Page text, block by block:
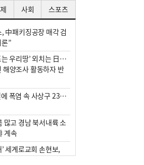
사회 스포츠
中패키징공장 매각 검
”
우리땅’ 외치는 日…
양조사 활동하자 반
폭염 속 사상구 2300
많고 경남 북서내륙 소
계속
세계로교회 손현보,